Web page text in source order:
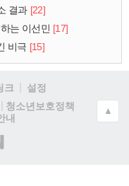
결과 [22]
는 이선민 [17]
비극 [15]
크
설정
청소년보호정책
내
▲